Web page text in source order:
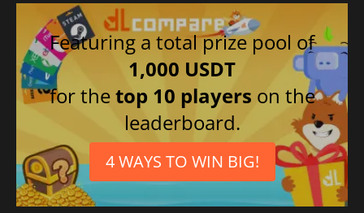
Featuring a total prize pool of
1,000 USDT
for thetop 10 players on the
leaderboard.
4 WAYS TO WIN BIG!